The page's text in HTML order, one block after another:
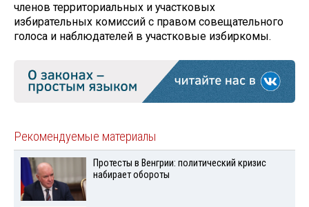
членов территориальных и участковых
избирательных комиссий с правом совещательного
голоса и наблюдателей в участковые избиркомы.
Рекомендуемые материалы
Протесты в Венгрии: политический кризис
набирает обороты